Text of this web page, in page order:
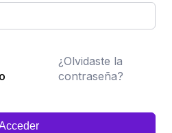
¿Olvidaste la
contraseña?